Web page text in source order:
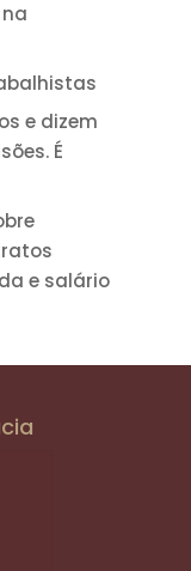
e dizem
É
e salário